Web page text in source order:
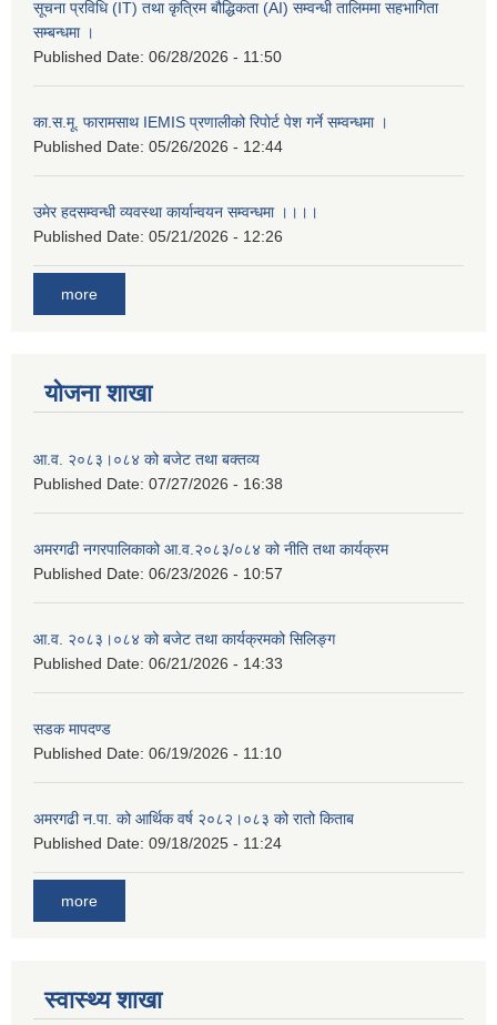
सूचना प्रविधि (IT) तथा कृत्रिम बौद्धिकता (AI) सम्वन्धी तालिममा सहभागिता
सम्बन्धमा ।
Published Date: 06/28/2026 - 11:50
का.स.मू. फारामसाथ IEMIS प्रणालीको रिपोर्ट पेश गर्ने सम्वन्धमा ।
Published Date: 05/26/2026 - 12:44
उमेर हदसम्वन्धी व्यवस्था कार्यान्वयन सम्वन्धमा ।।।।
Published Date: 05/21/2026 - 12:26
more
योजना शाखा
आ.व. २०८३।०८४ को बजेट तथा बक्तव्य
Published Date: 07/27/2026 - 16:38
अमरगढी नगरपालिकाको आ.व.२०८३/०८४ को नीति तथा कार्यक्रम
Published Date: 06/23/2026 - 10:57
आ.व. २०८३।०८४ को बजेट तथा कार्यक्रमको सिलिङ्ग
Published Date: 06/21/2026 - 14:33
सडक मापदण्ड
Published Date: 06/19/2026 - 11:10
अमरगढी न.पा. को आर्थिक वर्ष २०८२।०८३ को रातो किताब
Published Date: 09/18/2025 - 11:24
more
स्वास्थ्य शाखा